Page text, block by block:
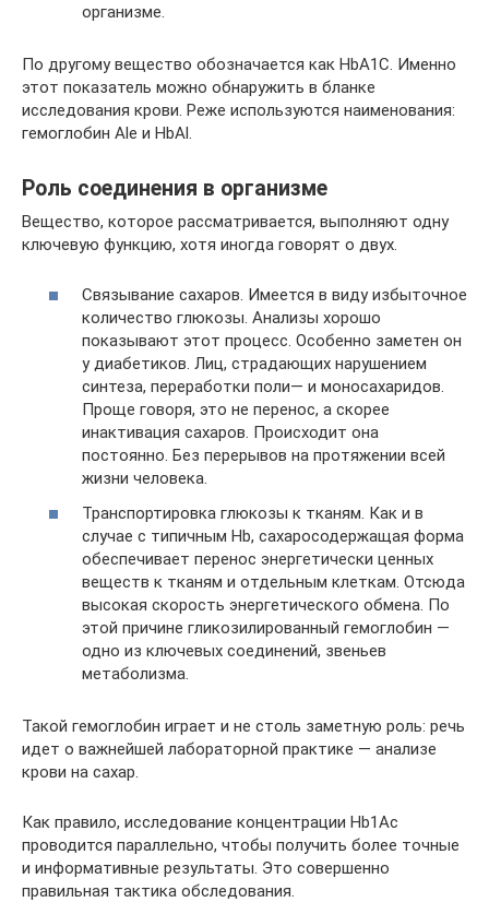
организме.
По другому вещество обозначается как HbA1C. Именно
этот показатель можно обнаружить в бланке
исследования крови. Реже используются наименования:
гемоглобин Ale и HbAl.
Роль соединения в организме
Вещество, которое рассматривается, выполняют одну
ключевую функцию, хотя иногда говорят о двух.
Связывание сахаров. Имеется в виду избыточное
количество глюкозы. Анализы хорошо
показывают этот процесс. Особенно заметен он
у диабетиков. Лиц, страдающих нарушением
синтеза, переработки поли— и моносахаридов.
Проще говоря, это не перенос, а скорее
инактивация сахаров. Происходит она
постоянно. Без перерывов на протяжении всей
жизни человека.
Транспортировка глюкозы к тканям. Как и в
случае с типичным Hb, сахаросодержащая форма
обеспечивает перенос энергетически ценных
веществ к тканям и отдельным клеткам. Отсюда
высокая скорость энергетического обмена. По
этой причине гликозилированный гемоглобин —
одно из ключевых соединений, звеньев
метаболизма.
Такой гемоглобин играет и не столь заметную роль: речь
идет о важнейшей лабораторной практике — анализе
крови на сахар.
Как правило, исследование концентрации Hb1Ac
проводится параллельно, чтобы получить более точные
и информативные результаты. Это совершенно
правильная тактика обследования.